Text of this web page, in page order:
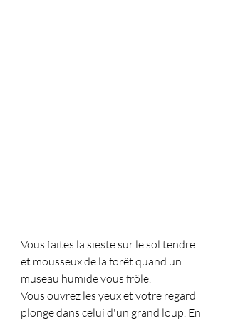
Vous faites la sieste sur le sol tendre
et mousseux de la forêt quand un
museau humide vous frôle.
Vous ouvrez les yeux et votre regard
plonge dans celui d'un grand loup. En